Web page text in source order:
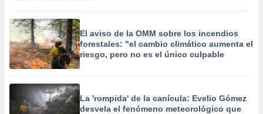
El aviso de la OMM sobre los incendios
forestales: "el cambio climático aumenta el
riesgo, pero no es el único culpable
La 'rompida' de la canícula: Evelio Gómez
desvela el fenómeno meteorológico que